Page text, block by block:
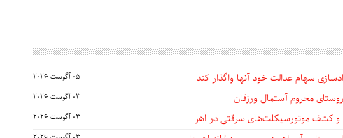
سهام عدالت خود آنها واگذار کند 05 آگوست 2026
محروم آستمال ورزقان 03 آگوست 2026
03 آگوست 2026